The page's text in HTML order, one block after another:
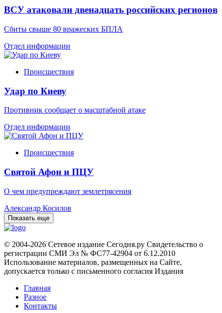
ВСУ атаковали двенадцать российских регионов
Сбиты свыше 80 вражеских БПЛА
Отдел информации
Происшествия
Удар по Киеву
Противник сообщает о масштабной атаке
Отдел информации
Происшествия
Святой Афон и ПЦУ
О чем предупреждают землетрясения
Александр Косилов
Показать еще
© 2004-2026 Сетевое издание Сегодня.ру Свидетельство о
регистрации СМИ Эл № ФС77-42904 от 6.12.2010
Использование материалов, размещенных на Сайте,
допускается только с письменного согласия Издания
Главная
Разное
Контакты